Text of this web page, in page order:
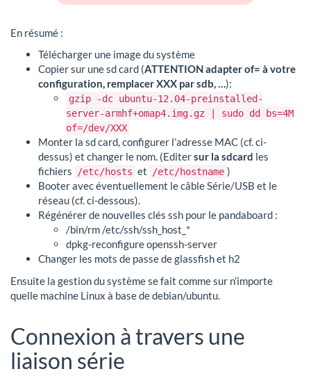
En résumé :
Télécharger une image du système
Copier sur une sd card (ATTENTION adapter of= à votre
configuration, remplacer XXX par sdb, …):
gzip -dc ubuntu-12.04-preinstalled-
server-armhf+omap4.img.gz | sudo dd bs=4M
of=/dev/XXX
Monter la sd card, configurer l’adresse MAC (cf. ci-
dessus) et changer le nom. (Editersur la sdcard les
fichiers /etc/hosts et /etc/hostname )
Booter avec éventuellement le câble Série/USB et le
réseau (cf. ci-dessous).
Régénérer de nouvelles clés ssh pour le pandaboard :
/bin/rm /etc/ssh/ssh_host_*
dpkg-reconfigure openssh-server
Changer les mots de passe de glassfish et h2
Ensuite la gestion du système se fait comme sur n’importe
quelle machine Linux à base de debian/ubuntu.
Connexion à travers une
liaison série